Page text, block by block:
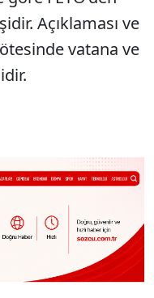
Açıklaması ve
vatana ve